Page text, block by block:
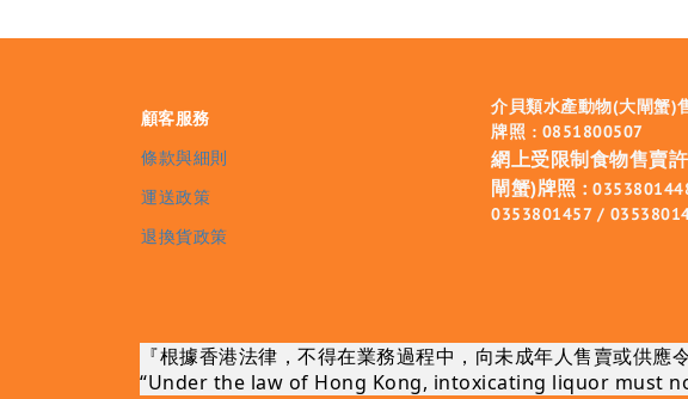
顧客服務
條款與細則
運送政策
退換貨政策
介貝類水產動物(大閘蟹)
牌照 : 0851800507
網上受限制食物售賣
閘蟹)牌照 :
0353801457 /
『根據香港法律，不得在業務過程中，向未成年人售賣或供應
“Under the law of Hong Kong, intoxicating liquor must